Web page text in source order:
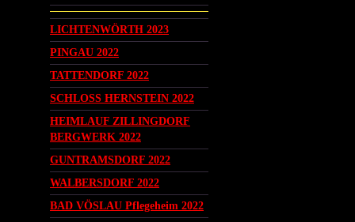
LICHTENWÖRTH 2023
PINGAU 2022
TATTENDORF 2022
SCHLOSS HERNSTEIN 2022
HEIMLAUF ZILLINGDORF
BERGWERK 2022
GUNTRAMSDORF 2022
WALBERSDORF 2022
BAD VÖSLAU Pflegeheim 2022